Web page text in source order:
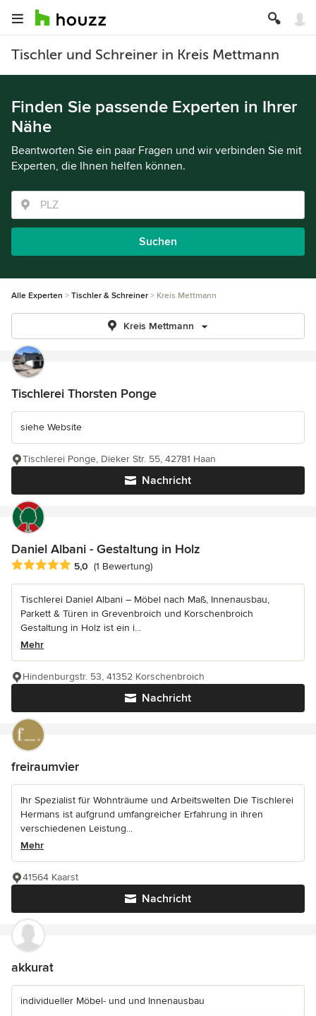
Tischler und Schreiner in Kreis Mettmann
Finden Sie passende Experten in Ihrer
Nähe
Beantworten Sie ein paar Fragen und wir verbinden Sie mit
Experten, die Ihnen helfen können.
Suchen
Alle Experten Tischler & Schreiner Kreis Mettmann
Kreis Mettmann
Tischlerei Thorsten Ponge
siehe Website
Nachricht
Tischlerei Ponge, Dieker Str. 55, 42781 Haan
Daniel Albani - Gestaltung in Holz
Durchschnittliche Bewertung: 5 von 5 Sternen
5,0 (1 Bewertung)
Tischlerei Daniel Albani – Möbel nach Maß, Innenausbau,
Parkett & Türen in Grevenbroich und Korschenbroich
Gestaltung in Holz ist ein i...
Mehr
Nachricht
Hindenburgstr. 53, 41352 Korschenbroich
freiraumvier
Ihr Spezialist für Wohnträume und Arbeitswelten Die Tischlerei
Hermans ist aufgrund umfangreicher Erfahrung in ihren
verschiedenen Leistung...
Mehr
Nachricht
41564 Kaarst
akkurat
individueller Möbel- und und Innenausbau